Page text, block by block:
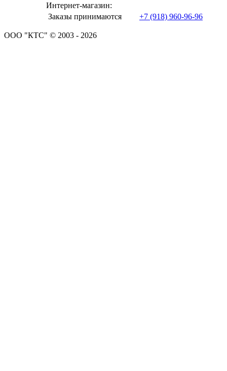
Интернет-магазин:
Заказы принимаются
+7 (918) 960-96-96
ООО "КТС" © 2003 - 2026